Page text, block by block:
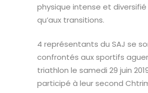
physique intense et diversifié
qu’aux transitions.
4 représentants du SAJ se
confrontés aux sportifs
triathlon le samedi 29 juin
participé à leur second